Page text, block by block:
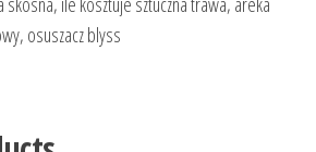
osuszacz blyss